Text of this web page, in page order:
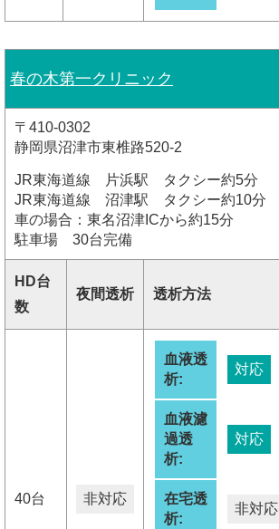
春の木第一クリニック
〒410-0302
静岡県沼津市東椎路520-2
JR東海道線 片浜駅 タクシー約5分
JR東海道線 沼津駅 タクシー約10分
車の場合：東名沼津ICから約15分
駐車場 30台完備
HD台
数
夜間透析 透析方法
40台 非対応
血液透
析:
対応
血液濾
過透
析:
対応
在宅透
析:
非対応